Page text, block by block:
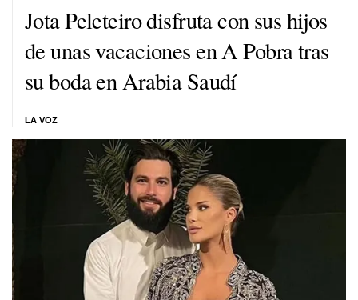
Jota Peleteiro disfruta con sus hijos
de unas vacaciones en A Pobra tras
su boda en Arabia Saudí
LA VOZ